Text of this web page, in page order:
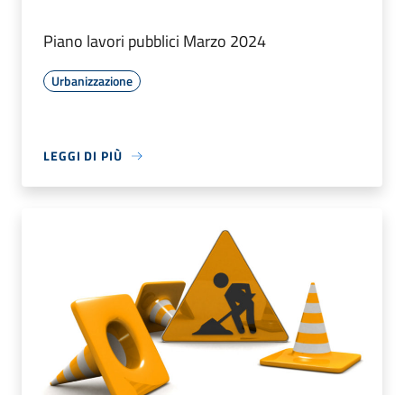
Piano lavori pubblici Marzo 2024
Urbanizzazione
LEGGI DI PIÙ